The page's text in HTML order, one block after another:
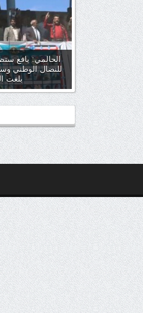
الحالمي: يافع
للنضال الوطني
بلغت